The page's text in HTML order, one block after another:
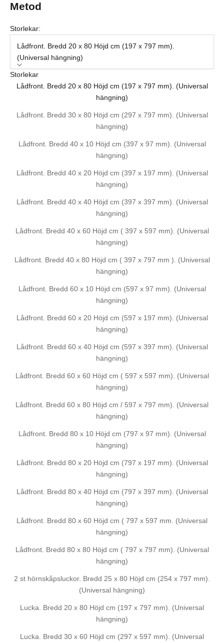
Metod
Storlekar:
Lådfront. Bredd 20 x 80 Höjd cm (197 x 797 mm).
(Universal hängning)
Storlekar
Lådfront. Bredd 20 x 80 Höjd cm (197 x 797 mm). (Universal
hängning)
Lådfront. Bredd 30 x 80 Höjd cm (297 x 797 mm). (Universal
hängning)
Lådfront. Bredd 40 x 10 Höjd cm (397 x 97 mm). (Universal
hängning)
Lådfront. Bredd 40 x 20 Höjd cm (397 x 197 mm). (Universal
hängning)
Lådfront. Bredd 40 x 40 Höjd cm (397 x 397 mm). (Universal
hängning)
Lådfront. Bredd 40 x 60 Höjd cm ( 397 x 597 mm). (Universal
hängning)
Lådfront. Bredd 40 x 80 Höjd cm ( 397 x 797 mm ). (Universal
hängning)
Lådfront. Bredd 60 x 10 Höjd cm (597 x 97 mm). (Universal
hängning)
Lådfront. Bredd 60 x 20 Höjd cm (597 x 197 mm). (Universal
hängning)
Lådfront. Bredd 60 x 40 Höjd cm (597 x 397 mm). (Universal
hängning)
Lådfront. Bredd 60 x 60 Höjd cm ( 597 x 597 mm). (Universal
hängning)
Lådfront. Bredd 60 x 80 Höjd cm / 597 x 797 mm). (Universal
hängning)
Lådfront. Bredd 80 x 10 Höjd cm (797 x 97 mm). (Universal
hängning)
Lådfront. Bredd 80 x 20 Höjd cm (797 x 197 mm). (Universal
hängning)
Lådfront. Bredd 80 x 40 Höjd cm (797 x 397 mm). (Universal
hängning)
Lådfront. Bredd 80 x 60 Höjd cm ( 797 x 597 mm. (Universal
hängning)
Lådfront. Bredd 80 x 80 Höjd cm ( 797 x 797 mm). (Universal
hängning)
2 st hörnskåpsluckor. Bredd 25 x 80 Höjd cm (254 x 797 mm).
(Universal hängning)
Lucka. Bredd 20 x 80 Höjd cm (197 x 797 mm). (Universal
hängning)
Lucka. Bredd 30 x 60 Höjd cm (297 x 597 mm). (Universal